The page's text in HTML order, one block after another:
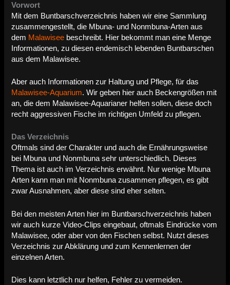
Vorwort
Mit dem Buntbarschverzeichnis haben wir eine Sammlung
zusammengestellt, die Mbuna- und Nonmbuna-Arten aus
dem Malawisee beschreibt. Hier bekommt man eine Menge
Informationen, zu diesen endemisch lebenden Buntbarschen
aus dem Malawisee.
Aber auch Informationen zur Haltung und Pflege, für das
Malawisee-Aquarium. Wir geben hier auch Beckengrößen mit
an, die dem Malawisee-Aquarianer helfen sollen, diese doch
recht aggressiven Fische im richtigen Umfeld zu pflegen.
Das Verzeichnis
Oftmals sind der Charakter und auch die Ernährungsweise
bei Mbuna und Nonmbuna sehr unterschiedlich. Dieses
Thema ist auch im Verzeichnis erwähnt. Nur wenige Mbuna
Arten kann man mit Nonmbuna zusammen pflegen, es gibt
zwar Ausnahmen, aber diese sind eher selten.
Bei den meisten Arten hier im Buntbarschverzeichnis haben
wir auch kurze Video-Clips eingebaut, oftmals Eindrücke vom
Malawisee, oder aber von den Fischen selbst. Nutzt dieses
Verzeichnis zur Abklärung und zum Kennenlernen der
einzelnen Arten.
Dies kann letztlich nur helfen, Fehler zu vermeiden.